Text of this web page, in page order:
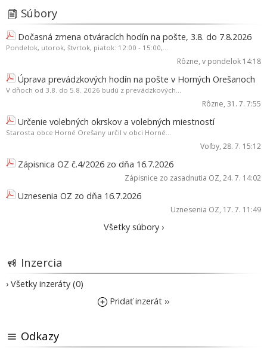
Súbory
Dočasná zmena otváracích hodín na pošte, 3.8. do 7.8.2026
Pondelok, utorok, štvrtok, piatok: 12:00 - 15:00,...
Rôzne, v pondelok 14:18
Úprava prevádzkových hodín na pošte v Horných Orešanoch
V dňoch od 3.8. do 5.8. 2026 budú z prevádzkových...
Rôzne, 31. 7. 7:55
Určenie volebných okrskov a volebných miestností
Starosta obce Horné Orešany určil v obci Horné...
Voľby, 28. 7. 15:12
Zápisnica OZ č.4/2026 zo dňa 16.7.2026
Zápisnice zo zasadnutia OZ, 24. 7. 14:02
Uznesenia OZ zo dňa 16.7.2026
Uznesenia OZ, 17. 7. 11:49
Všetky súbory ›
Inzercia
› Všetky inzeráty (0)
Pridať inzerát ››
Odkazy